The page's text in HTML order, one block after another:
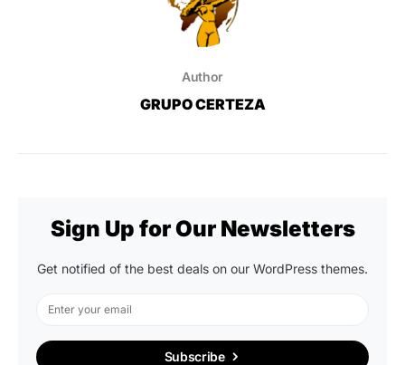
Author
GRUPO CERTEZA
Sign Up for Our Newsletters
Get notified of the best deals on our WordPress themes.
Subscribe